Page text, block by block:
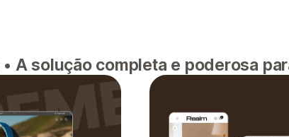
• A solução completa e poderosa